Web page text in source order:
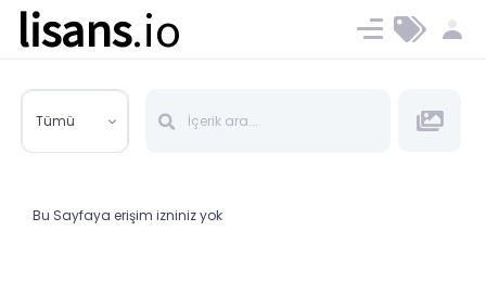
lisans.io Ücret ve Planlar
Tümü
Bu Sayfaya erişim izniniz yok